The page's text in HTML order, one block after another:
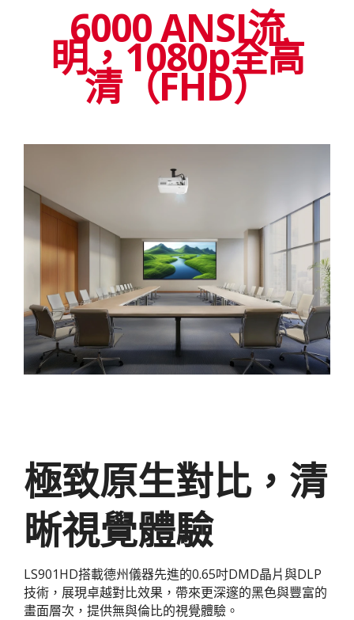
6000 ANSI流
明，1080p全高
清（FHD）
極致原生對比，清
晰視覺體驗
LS901HD搭載德州儀器先進的0.65吋DMD晶片與DLP
技術，展現卓越對比效果，帶來更深邃的黑色與豐富的
畫面層次，提供無與倫比的視覺體驗。